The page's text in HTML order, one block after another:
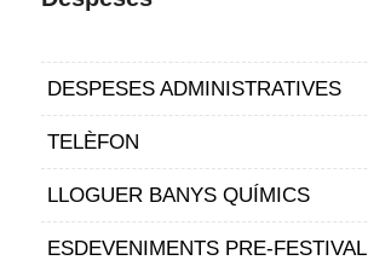
DESPESES ADMINISTRATIVES
TELÈFON
LLOGUER BANYS QUÍMICS
ESDEVENIMENTS PRE-FESTIVAL